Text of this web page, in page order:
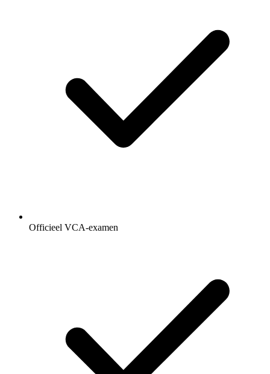
Officieel VCA-examen